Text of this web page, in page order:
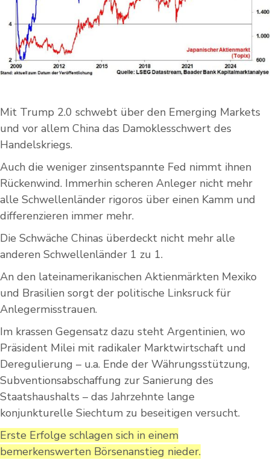
Mit Trump 2.0 schwebt über den Emerging Markets
und vor allem China das Damoklesschwert des
Handelskriegs.
Auch die weniger zinsentspannte Fed nimmt ihnen
Rückenwind. Immerhin scheren Anleger nicht mehr
alle Schwellenländer rigoros über einen Kamm und
differenzieren immer mehr.
Die Schwäche Chinas überdeckt nicht mehr alle
anderen Schwellenländer 1 zu 1.
An den lateinamerikanischen Aktienmärkten Mexiko
und Brasilien sorgt der politische Linksruck für
Anlegermisstrauen.
Im krassen Gegensatz dazu steht Argentinien, wo
Präsident Milei mit radikaler Marktwirtschaft und
Deregulierung – u.a. Ende der Währungsstützung,
Subventionsabschaffung zur Sanierung des
Staatshaushalts – das Jahrzehnte lange
konjunkturelle Siechtum zu beseitigen versucht.
Erste Erfolge schlagen sich in einem
bemerkenswerten Börsenanstieg nieder.